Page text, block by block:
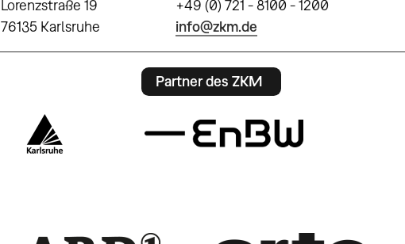
Lorenzstraße 19
76135 Karlsruhe
+49 (0) 721 - 8100 - 1200
info@zkm.de
Partner des ZKM